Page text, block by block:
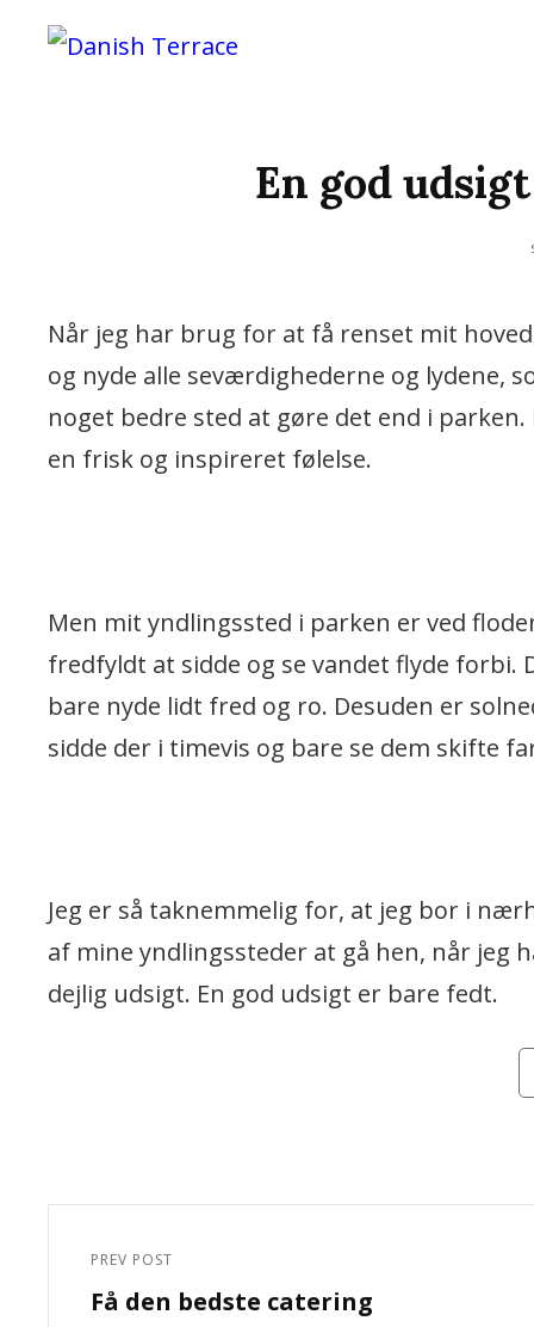
Vi Bruger De Bedste
En god
Når jeg har brug for at få renset mit
og nyde alle seværdighederne og lydene,
noget bedre sted at gøre det end i
en frisk og inspireret følelse.
Men mit yndlingssted i parken er ved
fredfyldt at sidde og se vandet flyde forbi.
bare nyde lidt fred og ro. Desuden er
sidde der i timevis og bare se dem skifte
Jeg er så taknemmelig for, at jeg bor i
af mine yndlingssteder at gå hen, når jeg
dejlig udsigt. En god udsigt er bare fedt.
Previous
Post
PREV POST
Få den bedste catering